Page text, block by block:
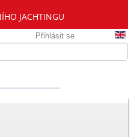
JACHTINGU
Přihlásit se